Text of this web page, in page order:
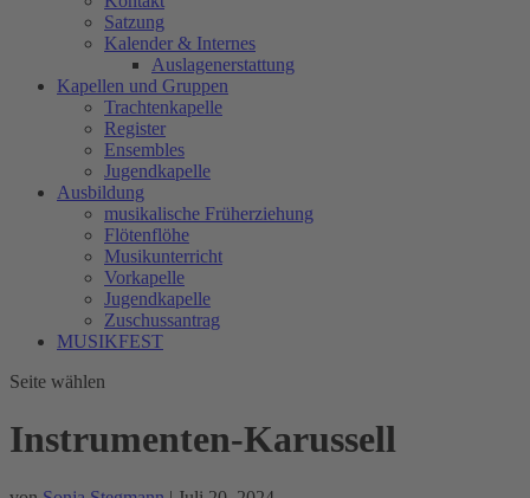
Satzung
Kalender & Internes
Auslagenerstattung
Kapellen und Gruppen
Trachtenkapelle
Register
Ensembles
Jugendkapelle
Ausbildung
musikalische Früherziehung
Flötenflöhe
Musikunterricht
Vorkapelle
Jugendkapelle
Zuschussantrag
MUSIKFEST
Seite wählen
Instrumenten-Karussell